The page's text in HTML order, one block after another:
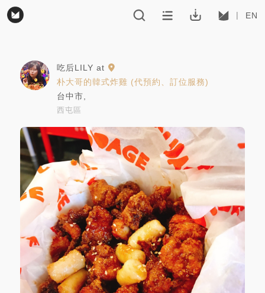
EN
吃后LILY at
朴大哥的韓式炸雞 (代預約、訂位服務)
台中市
西屯區